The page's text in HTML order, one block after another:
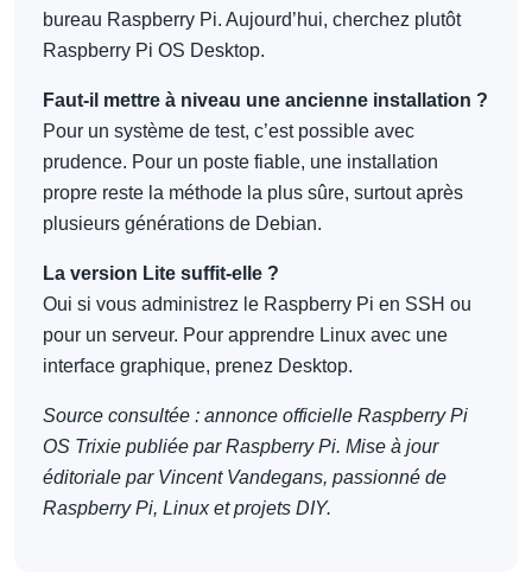
bureau Raspberry Pi. Aujourd’hui, cherchez plutôt
Raspberry Pi OS Desktop.
Faut-il mettre à niveau une ancienne installation ?
Pour un système de test, c’est possible avec
prudence. Pour un poste fiable, une installation
propre reste la méthode la plus sûre, surtout après
plusieurs générations de Debian.
La version Lite suffit-elle ?
Oui si vous administrez le Raspberry Pi en SSH ou
pour un serveur. Pour apprendre Linux avec une
interface graphique, prenez Desktop.
Source consultée : annonce officielle Raspberry Pi
OS Trixie publiée par Raspberry Pi. Mise à jour
éditoriale par Vincent Vandegans, passionné de
Raspberry Pi, Linux et projets DIY.